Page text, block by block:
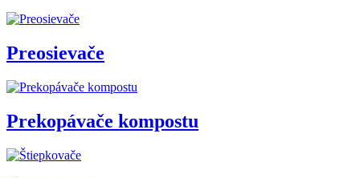
Preosievače
Prekopávače kompostu